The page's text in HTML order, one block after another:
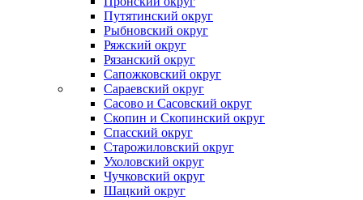
Путятинский округ
Рыбновский округ
Ряжский округ
Рязанский округ
Сапожковский округ
Сараевский округ
Сасово и Сасовский округ
Скопин и Скопинский округ
Спасский округ
Старожиловский округ
Ухоловский округ
Чучковский округ
Шацкий округ